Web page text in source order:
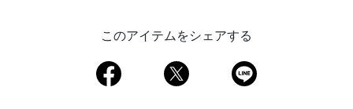
このアイテムをシェアする